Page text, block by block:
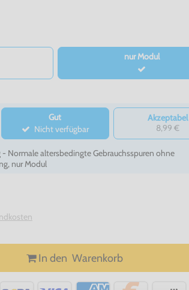
nur Modul
Gut
Nicht verfügbar
Akzeptabel
8,99 €
Normale altersbedingte Gebrauchsspuren ohne
nur Modul
In den Warenkorb